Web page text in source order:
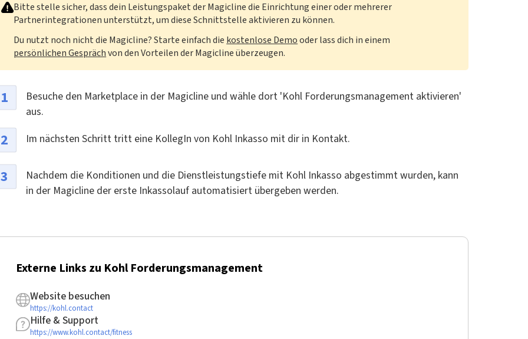
Bitte stelle sicher, dass dein Leistungspaket der Magicline die Einrichtung einer oder mehrerer
Partnerintegrationen unterstützt, um diese Schnittstelle aktivieren zu können.
Du nutzt noch nicht die Magicline? Starte einfach diekostenlose Demooder lass dich in einem
persönlichen Gesprächvon den Vorteilen der Magicline überzeugen.
Besuche den Marketplace in der Magicline und wähle dort 'Kohl Forderungsmanagement aktivieren'
aus.
Im nächsten Schritt tritt eine KollegIn von Kohl Inkasso mit dir in Kontakt.
Nachdem die Konditionen und die Dienstleistungstiefe mit Kohl Inkasso abgestimmt wurden, kann
in der Magicline der erste Inkassolauf automatisiert übergeben werden.
Externe Links zu Kohl Forderungsmanagement
Website besuchen
https://kohl.contact
Hilfe & Support
https://www.kohl.contact/fitness